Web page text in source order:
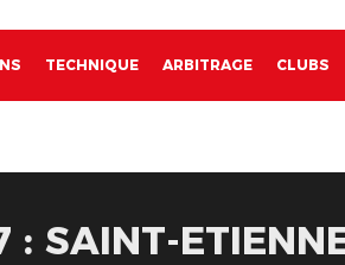
TECHNIQUE ARBITRAGE CLUBS
: SAINT-